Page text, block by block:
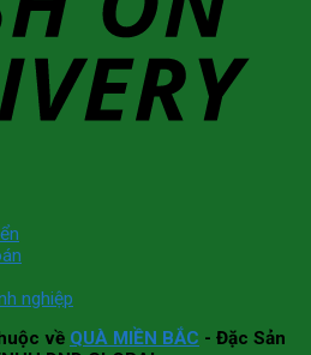
nghiệp
về QUÀ MIỀN BẮC - Đặc Sản